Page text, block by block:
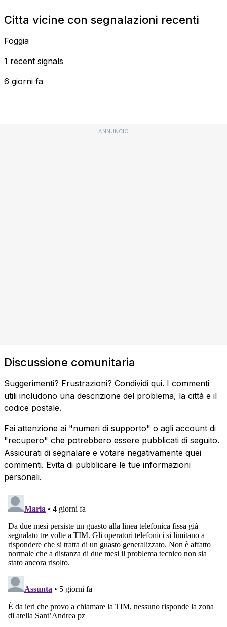
Citta vicine con segnalazioni recenti
Foggia
1 recent signals
6 giorni fa
ANNUNCIO
Discussione comunitaria
Suggerimenti? Frustrazioni? Condividi qui. I commenti
utili includono una descrizione del problema, la città e il
codice postale.
Fai attenzione ai "numeri di supporto" o agli account di
"recupero" che potrebbero essere pubblicati di seguito.
Assicurati di segnalare e votare negativamente quei
commenti. Evita di pubblicare le tue informazioni
personali.